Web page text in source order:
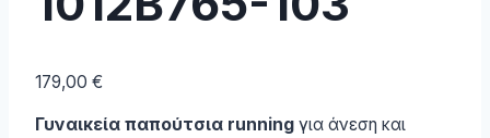
179,00 €
Γυναικεία παπούτσια running για άνεση και